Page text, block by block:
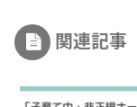
関連記事